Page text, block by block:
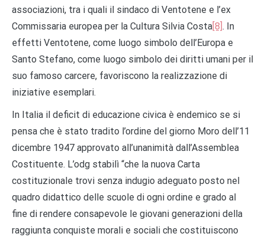
associazioni, tra i quali il sindaco di Ventotene e l’ex
Commissaria europea per la Cultura Silvia Costa [8] . In
effetti Ventotene, come luogo simbolo dell’Europa e
Santo Stefano, come luogo simbolo dei diritti umani per il
suo famoso carcere, favoriscono la realizzazione di
iniziative esemplari.
In Italia il deficit di educazione civica è endemico se si
pensa che è stato tradito l’ordine del giorno Moro dell’11
dicembre 1947 approvato all’unanimità dall’Assemblea
Costituente. L’odg stabilì “che la nuova Carta
costituzionale trovi senza indugio adeguato posto nel
quadro didattico delle scuole di ogni ordine e grado al
fine di rendere consapevole le giovani generazioni della
raggiunta conquiste morali e sociali che costituiscono